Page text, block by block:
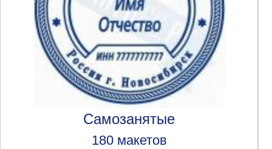
Самозанятые
180 макетов